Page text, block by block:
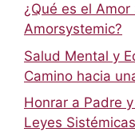
¿Qué es el
Amorsystemic?
Salud Mental y
Camino hacia
Honrar a Padre
Leyes Sistémicas